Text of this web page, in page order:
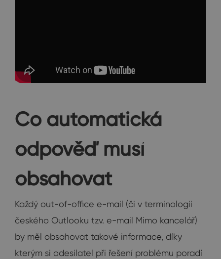
Co automatická
odpověď musí
obsahovat
Každý out-of-office e-mail (či v terminologii
českého Outlooku tzv. e-mail Mimo kancelář)
by měl obsahovat takové informace, díky
kterým si odesilatel při řešení problému poradí